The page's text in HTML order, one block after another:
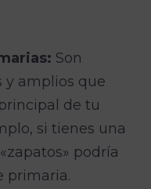
Son
y amplios que
de tu
si tienes una
podría
primaria.